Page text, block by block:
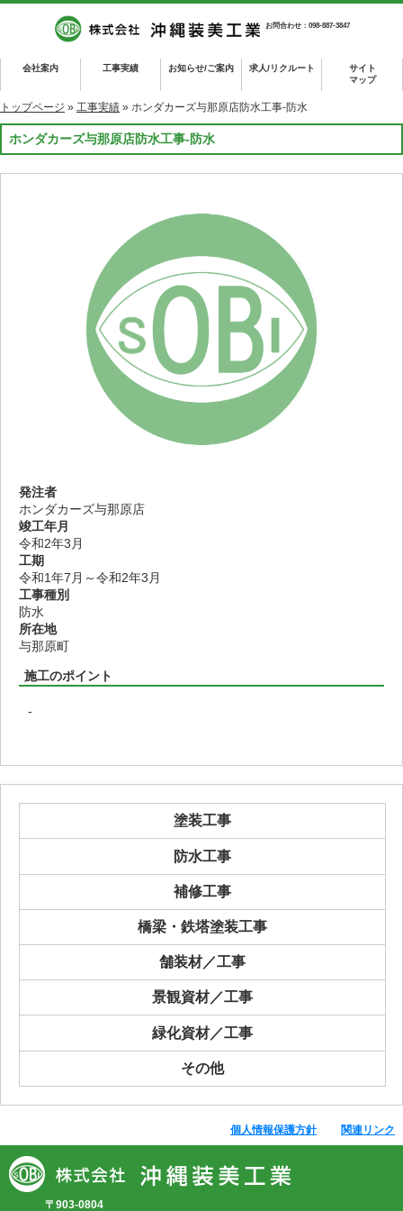
お問合わせ：098-887-3847
会社案内 工事実績 お知らせ/ご案内 求人/リクルート
サイト
マップ
トップページ » 工事実績 » ホンダカーズ与那原店防水工事-防水
ホンダカーズ与那原店防水工事-防水
発注者
ホンダカーズ与那原店
竣工年月
令和2年3月
工期
令和1年7月～令和2年3月
工事種別
防水
所在地
与那原町
施工のポイント
-
塗装工事
防水工事
補修工事
橋梁・鉄塔塗装工事
舗装材／工事
景観資材／工事
緑化資材／工事
その他
個人情報保護方針 関連リンク
〒903-0804